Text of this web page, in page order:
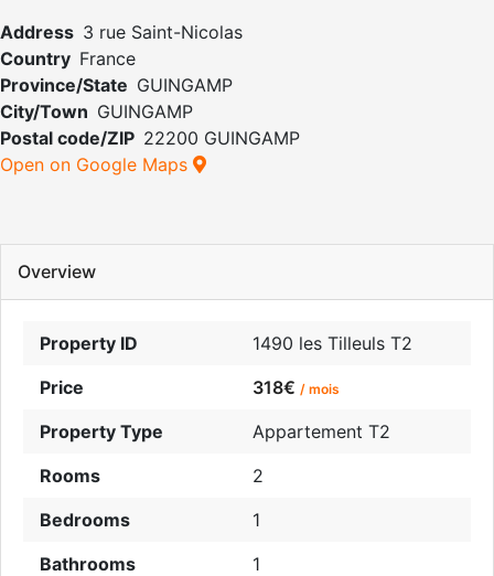
Address 3 rue Saint-Nicolas
Country France
Province/State GUINGAMP
City/Town GUINGAMP
Postal code/ZIP 22200 GUINGAMP
Open on Google Maps
Overview
Property ID
1490 les Tilleuls T2
Price
318€ / mois
Property Type
Appartement T2
Rooms
2
Bedrooms
1
Bathrooms
1